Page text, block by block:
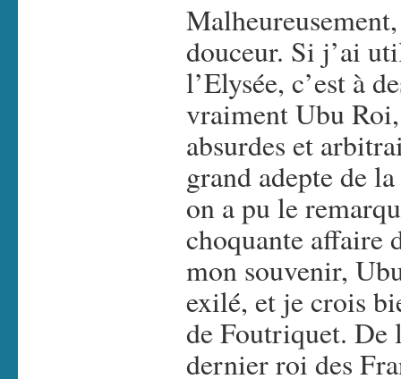
douceur. Si j’ai
l’Elysée, c’est à
vraiment Ubu
absurdes et
grand adepte de
on a pu le
choquante affaire
mon souvenir,
exilé, et je crois
de Foutriquet. De
dernier roi des